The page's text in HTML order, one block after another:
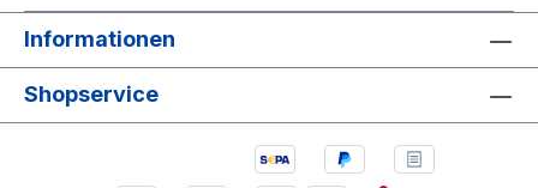
Informationen
Shopservice